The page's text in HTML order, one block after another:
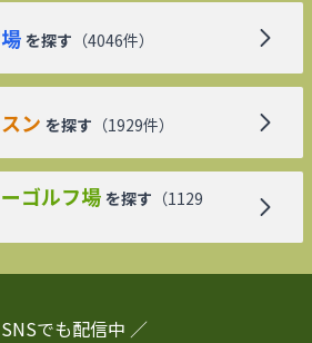
を探す （4046件）
ン を探す （1929件）
ゴルフ場 を探す （1129
でも配信中 ／